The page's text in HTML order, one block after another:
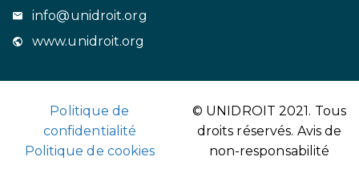
info@unidroit.org
www.unidroit.org
Politique de
confidentialité
Politique de cookies
© UNIDROIT 2021. Tous
droits réservés. Avis de
non-responsabilité